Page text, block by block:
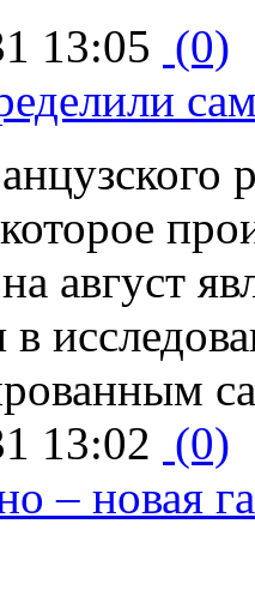
13:05 (0)
август
в
13:02 (0)
– новая